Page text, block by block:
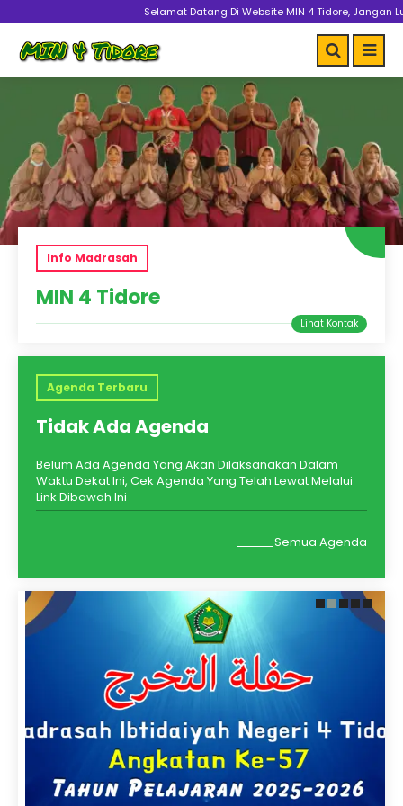
Selamat Datang Di Website MIN 4 Tidore, Jangan Lupa
Info Madrasah
MIN 4 Tidore
Agenda Terbaru
Tidak Ada Agenda
Belum Ada Agenda Yang Akan Dilaksanakan Dalam
Waktu Dekat Ini, Cek Agenda Yang Telah Lewat Melalui
Link Dibawah Ini
Semua Agenda
2 Juni 2026
Menuju Impian: MIN 4
Tidore Umumkan
Kelulusan Melalui
Link Digital dan
Animasi AI Cita-Cita
Peserta Didik
Tidore Kepulauan, 2 Juni
2026 – Suasana haru dan
28 Februari 2026
MIN 4 Tidore Gelar
Penutupan
Pesantren
Ramadhan 1447 H
dengan Khidmat dan
Penuh Kebersamaan
Kegiatan Pesantren
Ramadhan 1447 H di MIN 4
Tidore resmi ditutup pada